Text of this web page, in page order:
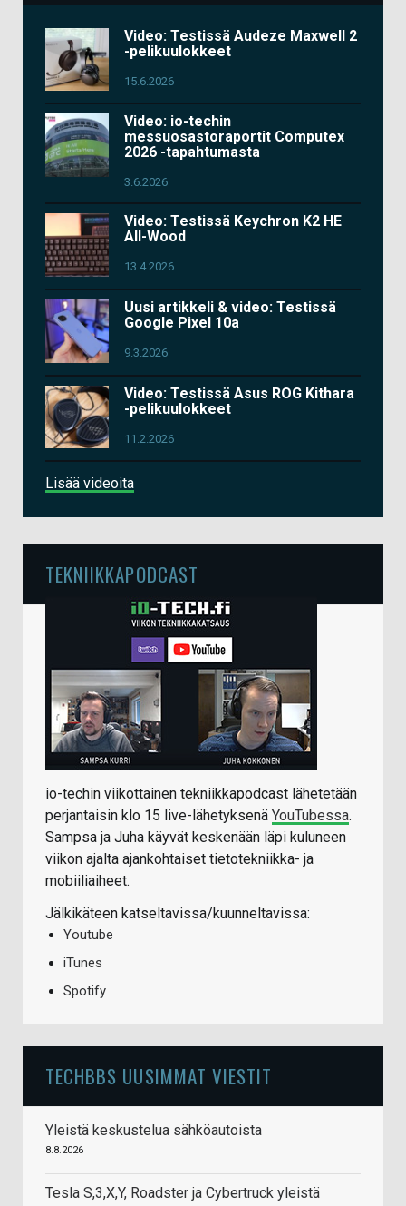
Video: Testissä Audeze Maxwell 2
-pelikuulokkeet
15.6.2026
Video: io-techin
messuosastoraportit Computex
2026 -tapahtumasta
3.6.2026
Video: Testissä Keychron K2 HE
All-Wood
13.4.2026
Uusi artikkeli & video: Testissä
Google Pixel 10a
9.3.2026
Video: Testissä Asus ROG Kithara
-pelikuulokkeet
11.2.2026
Lisää videoita
TEKNIIKKAPODCAST
io-techin viikottainen tekniikkapodcast lähetetään
perjantaisin klo 15 live-lähetyksenä YouTubessa.
Sampsa ja Juha käyvät keskenään läpi kuluneen
viikon ajalta ajankohtaiset tietotekniikka- ja
mobiiliaiheet.
Jälkikäteen katseltavissa/kuunneltavissa:
Youtube
iTunes
Spotify
TECHBBS UUSIMMAT VIESTIT
Yleistä keskustelua sähköautoista
8.8.2026
Tesla S,3,X,Y, Roadster ja Cybertruck yleistä